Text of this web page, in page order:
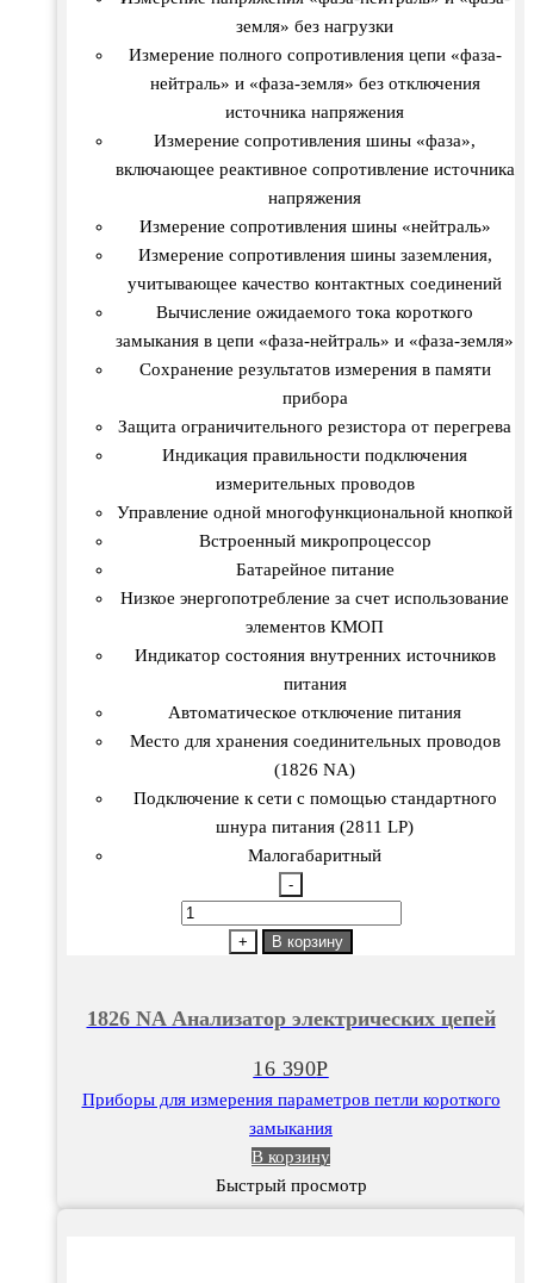
земля» без нагрузки
Измерение полного сопротивления цепи «фаза-
нейтраль» и «фаза-земля» без отключения
источника напряжения
Измерение сопротивления шины «фаза»,
включающее реактивное сопротивление источника
напряжения
Измерение сопротивления шины «нейтраль»
Измерение сопротивления шины заземления,
учитывающее качество контактных соединений
Вычисление ожидаемого тока короткого
замыкания в цепи «фаза-нейтраль» и «фаза-земля»
Сохранение результатов измерения в памяти
прибора
Защита ограничительного резистора от перегрева
Индикация правильности подключения
измерительных проводов
Управление одной многофункциональной кнопкой
Встроенный микропроцессор
Батарейное питание
Низкое энергопотребление за счет использование
элементов КМОП
Индикатор состояния внутренних источников
питания
Автоматическое отключение питания
Место для хранения соединительных проводов
(1826 NA)
Подключение к сети с помощью стандартного
шнура питания (2811 LP)
Малогабаритный
-
Количество
Анализатор
+ В корзину
1826 NA Анализатор электрических цепей
16 390Р
Приборы для измерения параметров петли короткого
замыкания
В корзину
Быстрый просмотр